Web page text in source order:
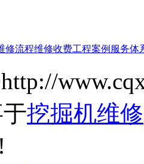
修流程维修收费工程案例 服务体
挖掘机维修